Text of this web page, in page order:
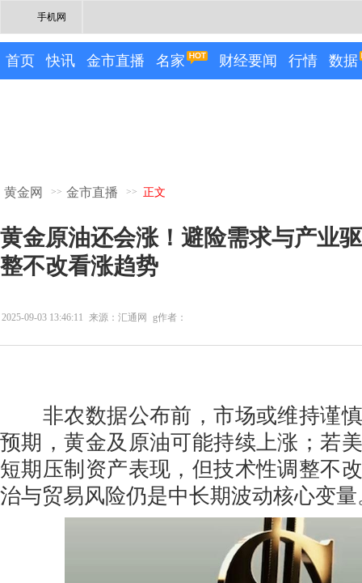
手机网
首页 快讯 金市直播 名家 财经要闻 行情 数据
黄金网 >> 金市直播 >> 正文
黄金原油还会涨！避险需求与产业
整不改看涨趋势
2025-09-03 13:46:11 来源：汇通网 g作者：
非农数据公布前，市场或维持谨慎
预期，黄金及原油可能持续上涨；若
短期压制资产表现，但技术性调整不
治与贸易风险仍是中长期波动核心变量